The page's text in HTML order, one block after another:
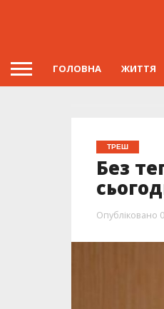
ГОЛОВНА ЖИТТЯ
ТРЕШ
Без
Опубліковано